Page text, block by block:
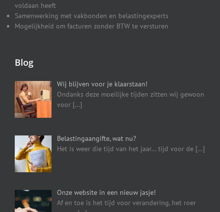
voldaan heeft
Samenwerking met vakbonden en belastingexperts
Mogelijkheid om facturen zonder BTW te versturen
Blog
Wij blijven voor je klaarstaan!
Ondanks deze moeilijke tijden zitten wij gewoon
voor […]
Belastingaangifte, wat nu?
Het is weer die tijd van het jaar… tijd voor de […]
Onze website in een nieuw jasje!
Af en toe is het tijd voor verandering, het roer